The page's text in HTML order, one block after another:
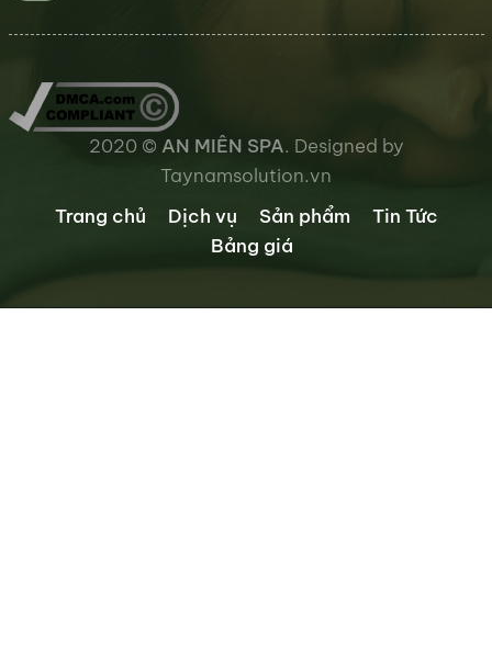
2020 © AN MIÊN SPA. Designed by
Taynamsolution.vn
Trang chủ
Dịch vụ Sản phẩm
Tin Tức
Bảng giá